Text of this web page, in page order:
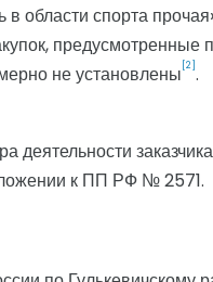
в области спорта
не установлены [2] .
деятельности
к ПП РФ № 2571.